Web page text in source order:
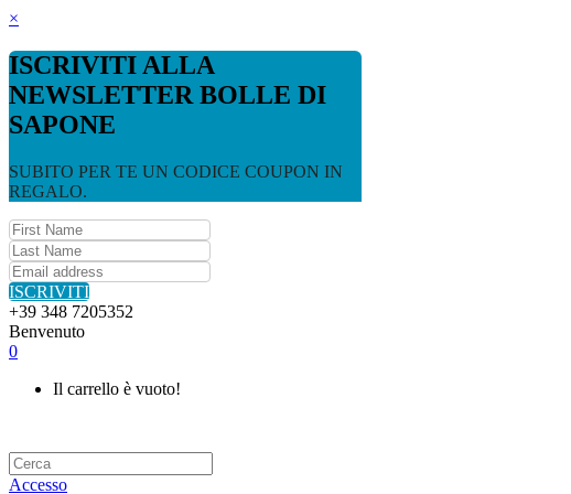
×
ISCRIVITI ALLA
NEWSLETTER BOLLE DI
SAPONE
SUBITO PER TE UN CODICE COUPON IN
REGALO.
ISCRIVITI
+39 348 7205352
Benvenuto
0
Il carrello è vuoto!
Accesso